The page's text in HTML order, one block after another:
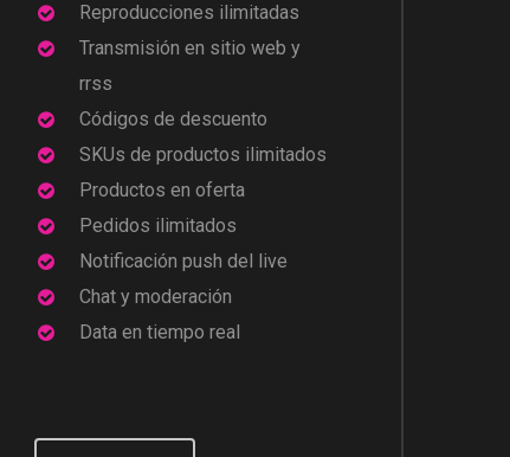
Reproducciones ilimitadas
Transmisión en sitio web y
rrss
Códigos de descuento
SKUs de productos ilimitados
Productos en oferta
Pedidos ilimitados
Notificación push del live
Chat y moderación
Data en tiempo real